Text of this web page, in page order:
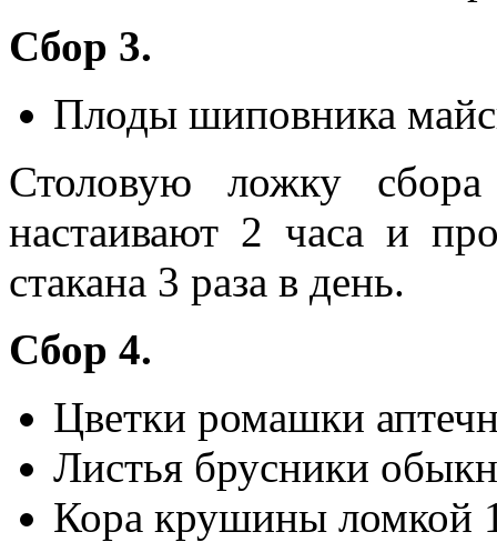
Сбор 3.
Плоды шиповника
Столовую ложку сбора
настаивают 2 часа и
стакана 3 раза в день.
Сбор 4.
Цветки ромашки
Листья брусники
Кора крушины ломкой